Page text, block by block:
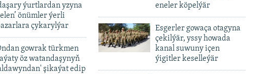
ýurtlardan yzyna
önümler ýerli
çykarylýar
gowrak türkmen
öz watandaşynyň
şikaýat edip
eneler köpelýär
Esgerler gowaça otagyna
çekilýär, yssy howada
kanal suwuny içen
ýigitler keselleýär